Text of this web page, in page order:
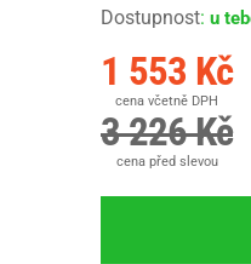
Dostupnost: u
1 553 Kč
cena včetně DPH
3 226 Kč
cena před slevou